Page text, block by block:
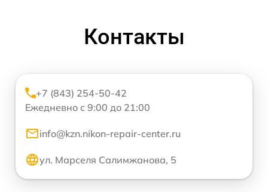
Контакты
+7 (843) 254-50-42
Ежедневно с 9:00 до 21:00
info@kzn.nikon-repair-center.ru
ул. Марселя Салимжанова, 5